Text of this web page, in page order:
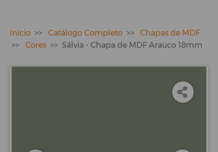
Início Catálogo Completo
Chapas de MDF
Cores
Sálvia - Chapa de MDF Arauco 18mm